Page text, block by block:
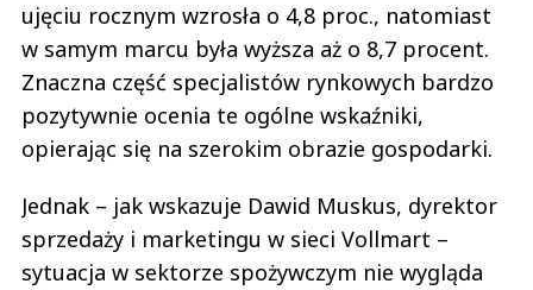
ujęciu rocznym wzrosła o 4,8 proc., natomiast
w samym marcu była wyższa aż o 8,7 procent.
Znaczna część specjalistów rynkowych bardzo
pozytywnie ocenia te ogólne wskaźniki,
opierając się na szerokim obrazie gospodarki.
Jednak – jak wskazuje Dawid Muskus, dyrektor
sprzedaży i marketingu w sieci Vollmart –
sytuacja w sektorze spożywczym nie wygląda